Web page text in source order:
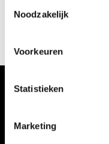
Noodzakelijk
Voorkeuren
Statistieken
Marketing
was het gelukkigst in
William daarentegen in
NIEUWS